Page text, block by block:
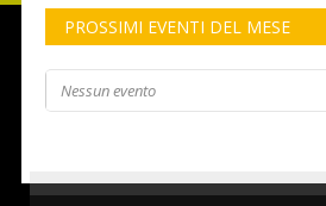
PROSSIMI EVENTI DEL MESE
Nessun evento